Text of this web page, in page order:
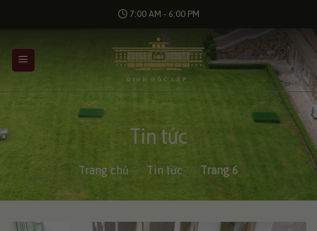
dung
7:00 AM - 6:00 PM
Tin tức
Trang chủ / Tin tức / Trang 6